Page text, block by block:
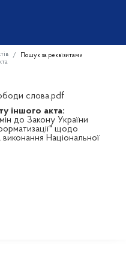
Пошук за реквізитами
слова.pdf
іншого акта:
до Закону України
щодо
Національної